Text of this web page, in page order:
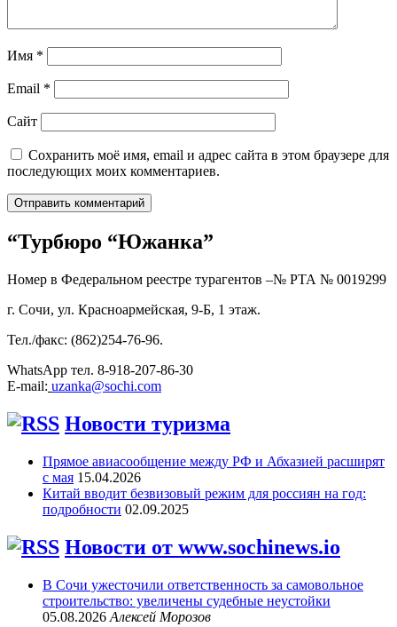
Имя *
Email *
Сайт
Сохранить моё имя, email и адрес сайта в этом браузере для
последующих моих комментариев.
“Турбюро “Южанка”
Номер в Федеральном реестре турагентов –№ РТА № 0019299
г. Сочи, ул. Красноармейская, 9-Б, 1 этаж.
Тел./факс: (862)254-76-96.
WhatsApp тел. 8-918-207-86-30
E-mail: uzanka@sochi.com
Новости туризма
Прямое авиасообщение между РФ и Абхазией расширят
с мая 15.04.2026
Китай вводит безвизовый режим для россиян на год:
подробности 02.09.2025
Новости от www.sochinews.io
В Сочи ужесточили ответственность за самовольное
строительство: увеличены судебные неустойки
05.08.2026 Алексей Морозов